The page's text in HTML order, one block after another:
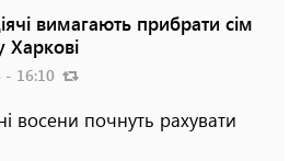
вимагають прибрати сім
Харкові
- 16:10
восени почнуть рахувати